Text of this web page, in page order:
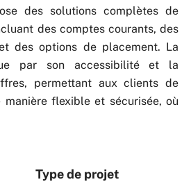
des solutions complètes de
des comptes courants, des
des options de placement. La
par son accessibilité et la
permettant aux clients de
flexible et sécurisée, où
Type de projet